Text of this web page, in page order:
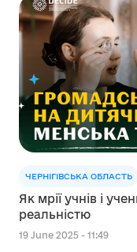
ЧЕРНІГІВСЬКА ОБЛАСТЬ
Як мрії учнів і
реальністю
19 June 2025 - 11:49